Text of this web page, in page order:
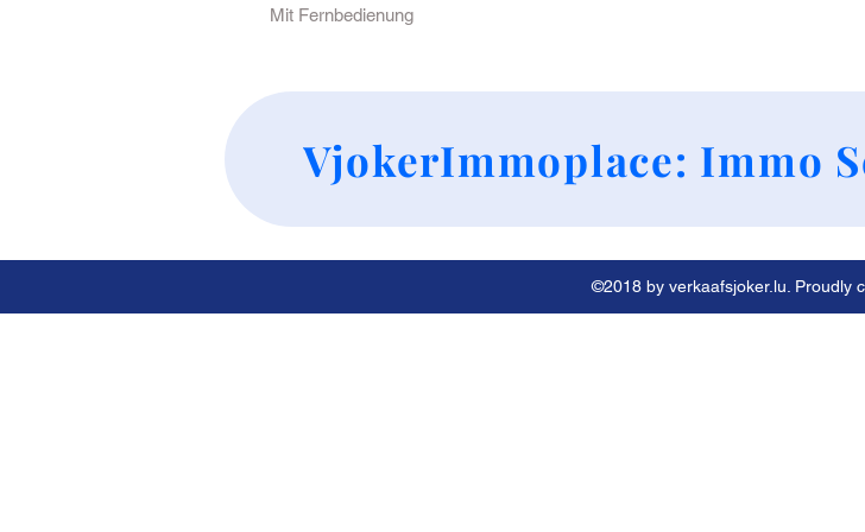
Mit Fernbedienung
VjokerImmoplace: Immo
©2018 by verkaafsjoker.lu. Proudly